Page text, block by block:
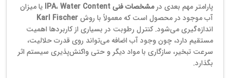
پارامتر مهم بعدی درمشخصات فنی IPA ،Water Content
یا میزان
آب موجود در محصول است که معمولاً با روشKarl Fischer
اندازه‌گیری می‌شود. کنترل رطوبت در بسیاری از کاربردها اهمیت
مستقیم دارد، چون وجود آب اضافه می‌تواند روی قدرت حلالیت،
سرعت تبخیر، سازگاری با مواد دیگر و حتی واکنش‌پذیری سیستم اثر
بگذارد.